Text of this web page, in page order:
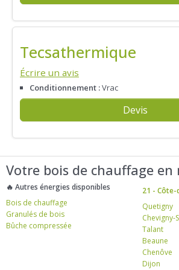
Tecsathermique
Écrire un avis
Conditionnement :Vrac
Devis
Votre bois de chauffage en
🔥 Autres énergies disponibles
Bois de chauffage
Granulés de bois
Bûche compressée
21 -
Quetigny
Chevigny-
Talant
Beaune
Chenôve
Dijon